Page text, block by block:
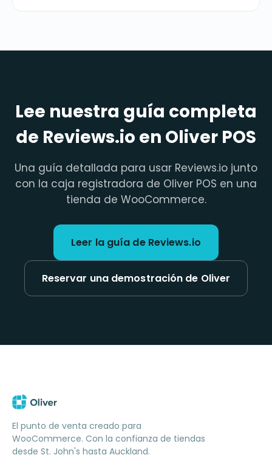
Lee nuestra guía completa
de Reviews.io en Oliver POS
Una guía detallada para usar Reviews.io junto
con la caja registradora de Oliver POS en una
tienda de WooCommerce.
Leer la guía de Reviews.io
Reservar una demostración de Oliver
El punto de venta creado para
WooCommerce. Con la confianza de tiendas
desde St. John's hasta Auckland.